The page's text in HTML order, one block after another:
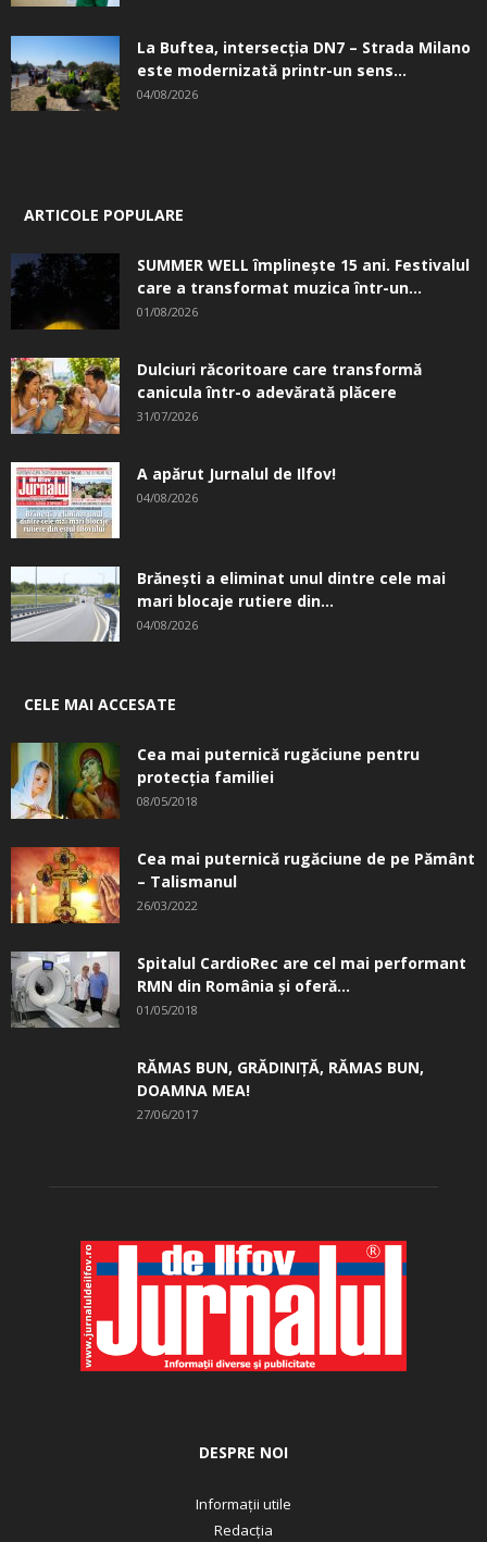
La Buftea, intersecţia DN7 – Strada Milano
este modernizată printr-un sens...
04/08/2026
ARTICOLE POPULARE
SUMMER WELL împlinește 15 ani. Festivalul
care a transformat muzica într-un...
01/08/2026
Dulciuri răcoritoare care transformă
canicula într-o adevărată plăcere
31/07/2026
A apărut Jurnalul de Ilfov!
04/08/2026
Brănești a eliminat unul dintre cele mai
mari blocaje rutiere din...
04/08/2026
CELE MAI ACCESATE
Cea mai puternică rugăciune pentru
protecția familiei
08/05/2018
Cea mai puternică rugăciune de pe Pământ
– Talismanul
26/03/2022
Spitalul CardioRec are cel mai performant
RMN din România și oferă...
01/05/2018
RĂMAS BUN, GRĂDINIŢĂ, ­RĂMAS BUN,
DOAMNA MEA!
27/06/2017
DESPRE NOI
Informații utile
Redacția